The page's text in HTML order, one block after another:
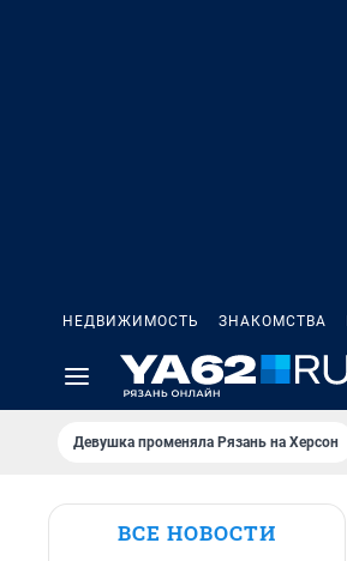
НЕДВИЖИМОСТЬ ЗНАКОМСТВА
Девушка променяла Рязань на Херсон
ВСЕ НОВОСТИ